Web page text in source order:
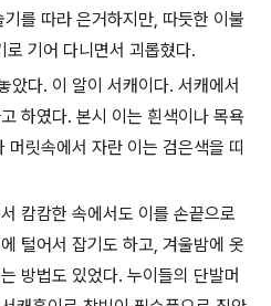
를 따라 은거하지만, 따듯한 이불
기어 다니면서 괴롭혔다.
았다. 이 알이 서캐이다. 서캐에서
하였다. 본시 이는 흰색이나 목욕
릿속에서 자란 이는 검은색을 띠
캄캄한 속에서도 이를 손끝으로
털어서 잡기도 하고, 겨울밤에 옷
방법도 있었다. 누이들의 단발머